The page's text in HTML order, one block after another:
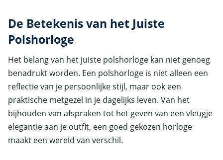
De Betekenis van het Juiste
Polshorloge
Het belang van het juiste polshorloge kan niet genoeg
benadrukt worden. Een polshorloge is niet alleen een
reflectie van je persoonlijke stijl, maar ook een
praktische metgezel in je dagelijks leven. Van het
bijhouden van afspraken tot het geven van een vleugje
elegantie aan je outfit, een goed gekozen horloge
maakt een wereld van verschil.